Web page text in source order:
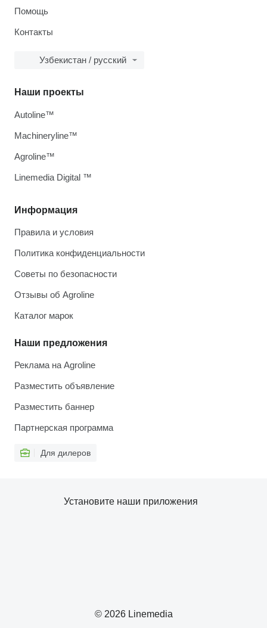
Помощь
Контакты
Узбекистан / русский
Информация
Правила и условия
Политика конфиденциальности
Советы по безопасности
Отзывы об Agroline
Каталог марок
Наши предложения
Реклама на Agroline
Разместить объявление
Разместить баннер
Партнерская программа
Для дилеров
Наши проекты
Autoline™
Machineryline™
Agroline™
Linemedia Digital ™
© 2026 Linemedia
Установите наши приложения